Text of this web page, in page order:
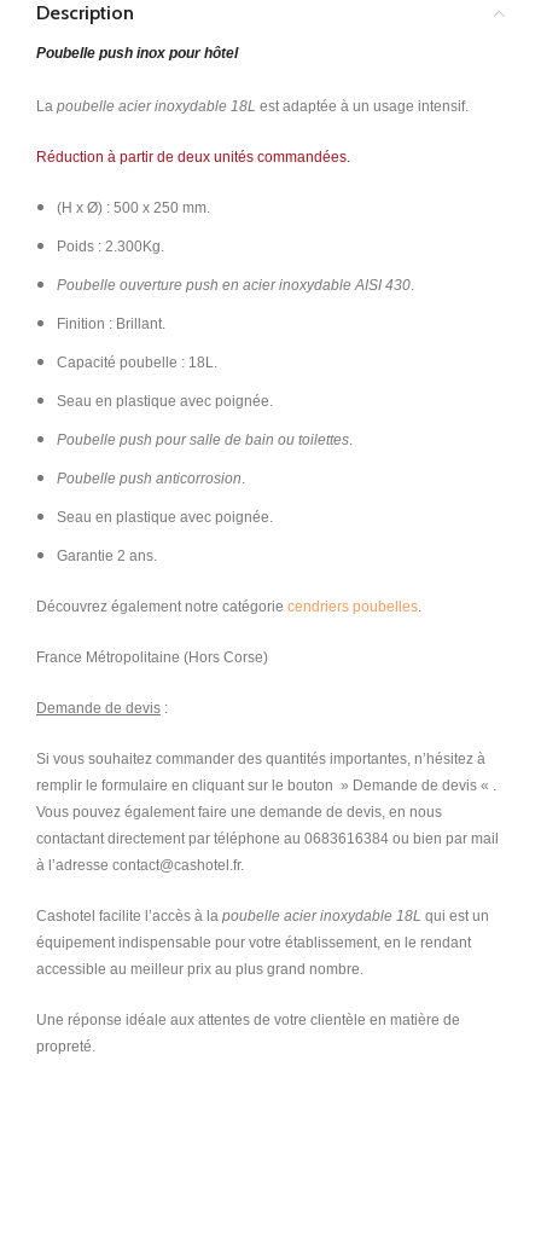
Description
Poubelle push inox pour hôtel
La poubelle acier inoxydable 18L est adaptée à un usage intensif.
Réduction à partir de deux unités commandées.
(H x Ø) : 500 x 250 mm.
Poids : 2.300Kg.
Poubelle ouverture push en acier inoxydable AISI 430.
Finition : Brillant.
Capacité poubelle : 18L.
Seau en plastique avec poignée.
Poubelle push pour salle de bain ou toilettes.
Poubelle push anticorrosion.
Seau en plastique avec poignée.
Garantie 2 ans.
Découvrez également notre catégorie cendriers poubelles.
France Métropolitaine (Hors Corse)
Demande de devis :
Si vous souhaitez commander des quantités importantes, n’hésitez à
remplir le formulaire en cliquant sur le bouton » Demande de devis « .
Vous pouvez également faire une demande de devis, en nous
contactant directement par téléphone au 0683616384 ou bien par mail
à l’adresse contact@cashotel.fr.
Cashotel facilite l’accès à la poubelle acier inoxydable 18L qui est un
équipement indispensable pour votre établissement, en le rendant
accessible au meilleur prix au plus grand nombre.
Une réponse idéale aux attentes de votre clientèle en matière de
propreté.